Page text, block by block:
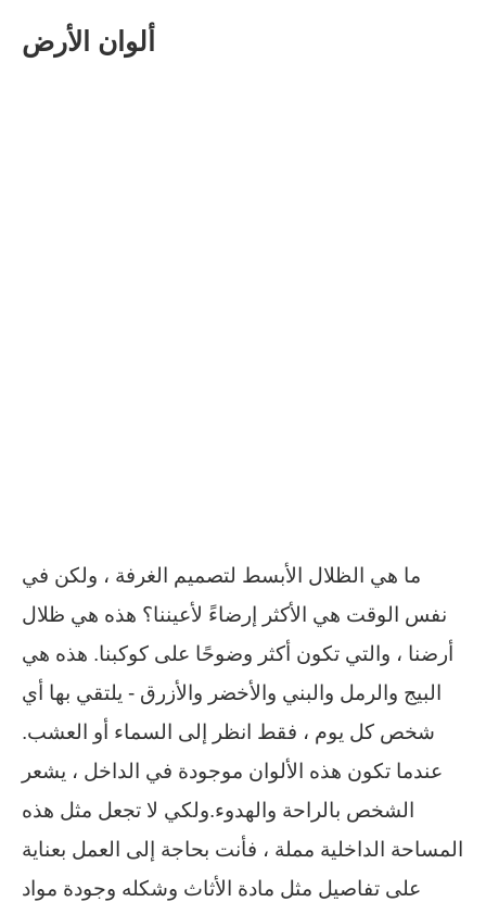
ألوان الأرض
ما هي الظلال الأبسط لتصميم الغرفة ، ولكن في
نفس الوقت هي الأكثر إرضاءً لأعيننا؟ هذه هي ظلال
أرضنا ، والتي تكون أكثر وضوحًا على كوكبنا. هذه هي
البيج والرمل والبني والأخضر والأزرق - يلتقي بها أي
شخص كل يوم ، فقط انظر إلى السماء أو العشب.
عندما تكون هذه الألوان موجودة في الداخل ، يشعر
الشخص بالراحة والهدوء.ولكي لا تجعل مثل هذه
المساحة الداخلية مملة ، فأنت بحاجة إلى العمل بعناية
على تفاصيل مثل مادة الأثاث وشكله وجودة مواد